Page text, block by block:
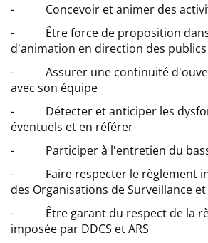
- Concevoir et animer des
- Être force de proposition dans
d'animation en direction des publics
- Assurer une continuité
avec son équipe
- Détecter et anticiper les
éventuels et en référer
- Participer à l'entretien du
- Faire respecter le règlement
des Organisations de Surveillance
- Être garant du respect de la
imposée par DDCS et ARS